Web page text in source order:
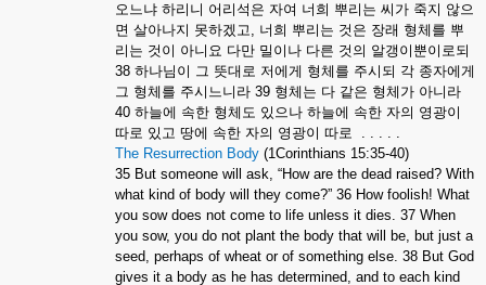
오느냐 하리니 어리석은 자여 너희 뿌리는 씨가 죽지 않으
면 살아나지 못하겠고, 너희 뿌리는 것은 장래 형체를 뿌
리는 것이 아니요 다만 밀이나 다른 것의 알갱이뿐이로되
38 하나님이 그 뜻대로 저에게 형체를 주시되 각 종자에게
그 형체를 주시느니라 39 형체는 다 같은 형체가 아니라
40 하늘에 속한 형체도 있으나 하늘에 속한 자의 영광이
따로 있고 땅에 속한 자의 영광이 따로
. . . . .
The Resurrection Body (1Corinthians 15:35-40)
35 But someone will ask, “How are the dead raised? With
what kind of body will they come?” 36 How foolish! What
you sow does not come to life unless it dies. 37 When
you sow, you do not plant the body that will be, but just a
seed, perhaps of wheat or of something else. 38 But God
gives it a body as he has determined, and to each kind